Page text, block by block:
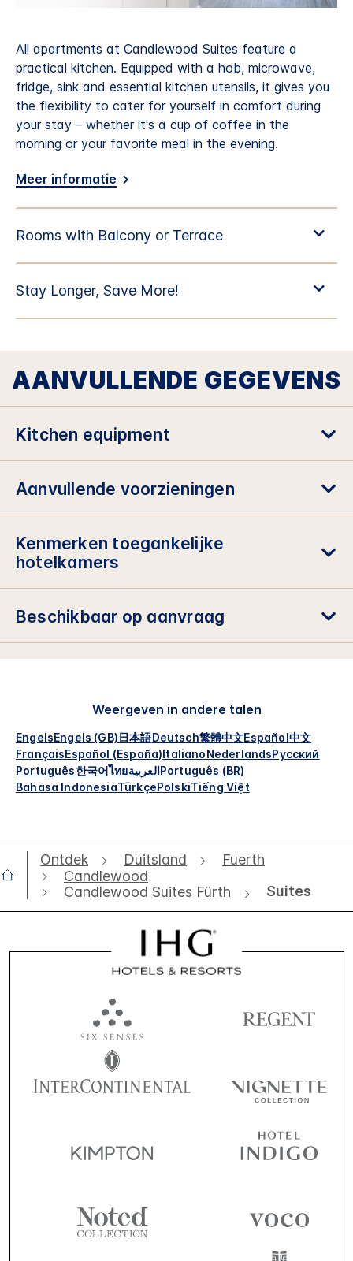
All apartments at Candlewood Suites feature a
practical kitchen. Equipped with a hob, microwave,
fridge, sink and essential kitchen utensils, it gives you
the flexibility to cater for yourself in comfort during
your stay – whether it's a cup of coffee in the
morning or your favorite meal in the evening.
Meer informatie
AANVULLENDE GEGEVENS
Kitchen equipment
Aanvullende voorzieningen
Kenmerken toegankelijke
hotelkamers
Beschikbaar op aanvraag
Weergeven in andere talen
EngelsEngels (GB)日本語Deutsch繁體中文Español中文
FrançaisEspañol (España)ItalianoNederlandsРусский
Português한국어ไทยالعربيةPortuguês (BR)
Bahasa IndonesiaTürkçePolskiTiếng Việt
Ontdek Duitsland
Fuerth
Candlewood
Candlewood Suites Fürth
Suites